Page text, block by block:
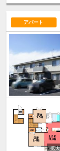
アパート